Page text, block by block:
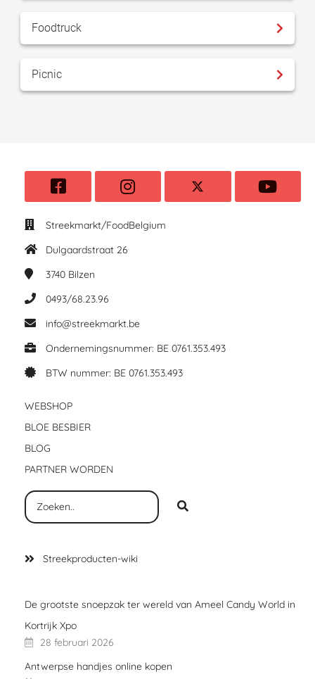
Foodtruck
Picnic
Streekmarkt/FoodBelgium
Dulgaardstraat 26
3740 Bilzen
0493/68.23.96
info@streekmarkt.be
Ondernemingsnummer: BE 0761.353.493
BTW nummer: BE 0761.353.493
WEBSHOP
BLOE BESBIER
BLOG
PARTNER WORDEN
Streekproducten-wiki
De grootste snoepzak ter wereld van Ameel Candy World in
Kortrijk Xpo
28 februari 2026
Antwerpse handjes online kopen